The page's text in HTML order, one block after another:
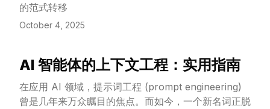
的范式转移
October 4, 2025
AI 智能体的上下文工程：实用指南
在应用 AI 领域，提示词工程 (prompt engineering)
曾是几年来万众瞩目的焦点。而如今，一个新名词正脱
View Article